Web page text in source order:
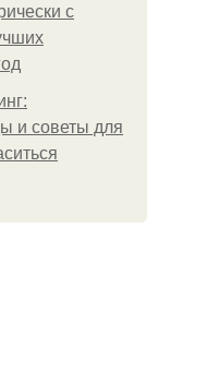
с
и советы для